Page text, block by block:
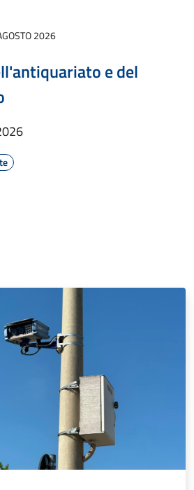
2026
e del